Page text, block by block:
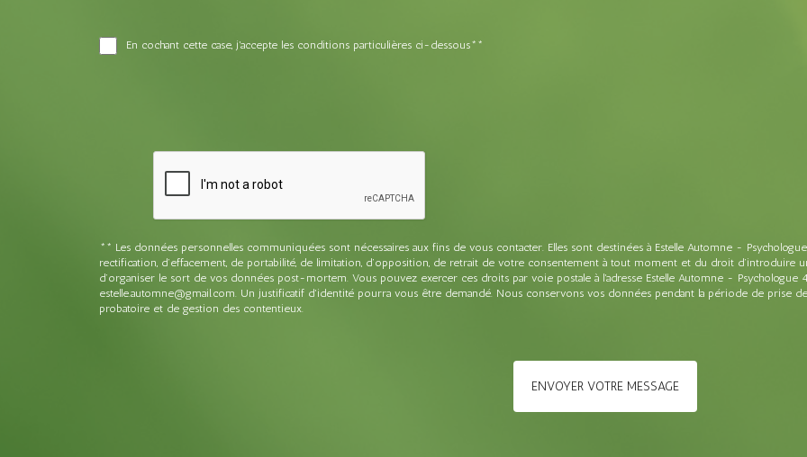
En cochant cette case, j'accepte les conditions particulières ci-dessous**
** Les données personnelles communiquées sont nécessaires aux fins de vous contacter. Elles sont destinées à Estelle Automne -
rectification, d’effacement, de portabilité, de limitation, d’opposition, de retrait de votre consentement à tout moment et du droit d’introduire
d’organiser le sort de vos données post-mortem. Vous pouvez exercer ces droits par voie postale à l'adresse Estelle Automne -
estelle.automne@gmail.com. Un justificatif d'identité pourra vous être demandé. Nous conservons vos données pendant la période de prise
probatoire et de gestion des contentieux.
ENVOYER VOTRE MESSAGE